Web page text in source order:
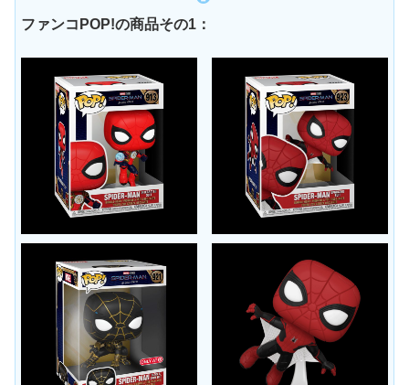
ファンコPOP!の商品その1：